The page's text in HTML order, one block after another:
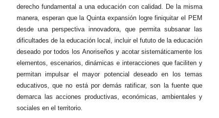
derecho fundamental a una educación con calidad. De la misma
manera, esperan que la Quinta expansión logre finiquitar el PEM
desde una perspectiva innovadora, que permita subsanar las
dificultades de la educación local, incluir el fututo de la educación
deseado por todos los Anoriseños y acotar sistemáticamente los
elementos, escenarios, dinámicas e interacciones que faciliten y
permitan impulsar el mayor potencial deseado en los temas
educativos, que no está por demás ratificar, son la fuente que
demarca las acciones productivas, económicas, ambientales y
sociales en el territorio.